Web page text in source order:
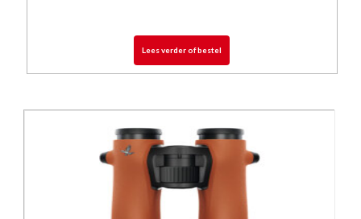
Lees verder of bestel